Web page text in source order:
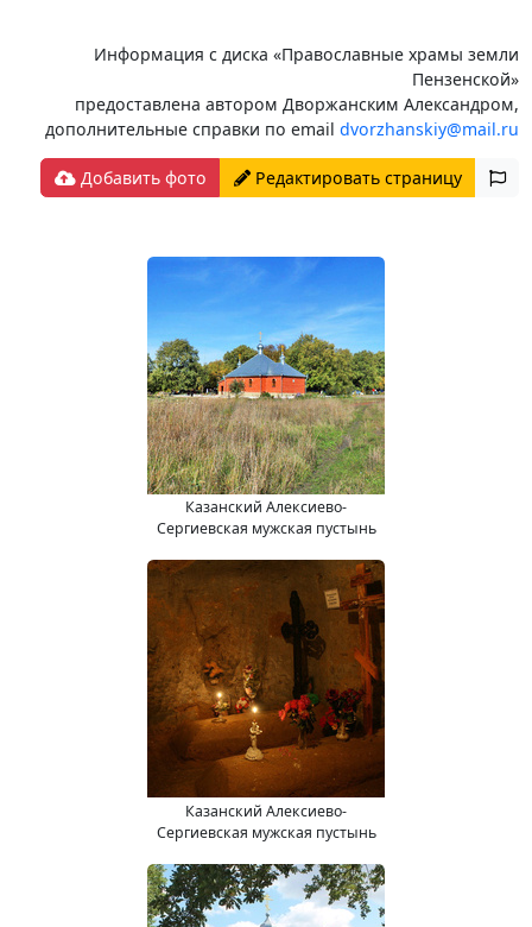
Информация с диска «Православные храмы земли
Пензенской»
предоставлена автором Дворжанским Александром,
дополнительные справки по emaildvorzhanskiy@mail.ru
Добавить фото Редактировать страницу
Казанский Алексиево-
Сергиевская мужская пустынь
Казанский Алексиево-
Сергиевская мужская пустынь